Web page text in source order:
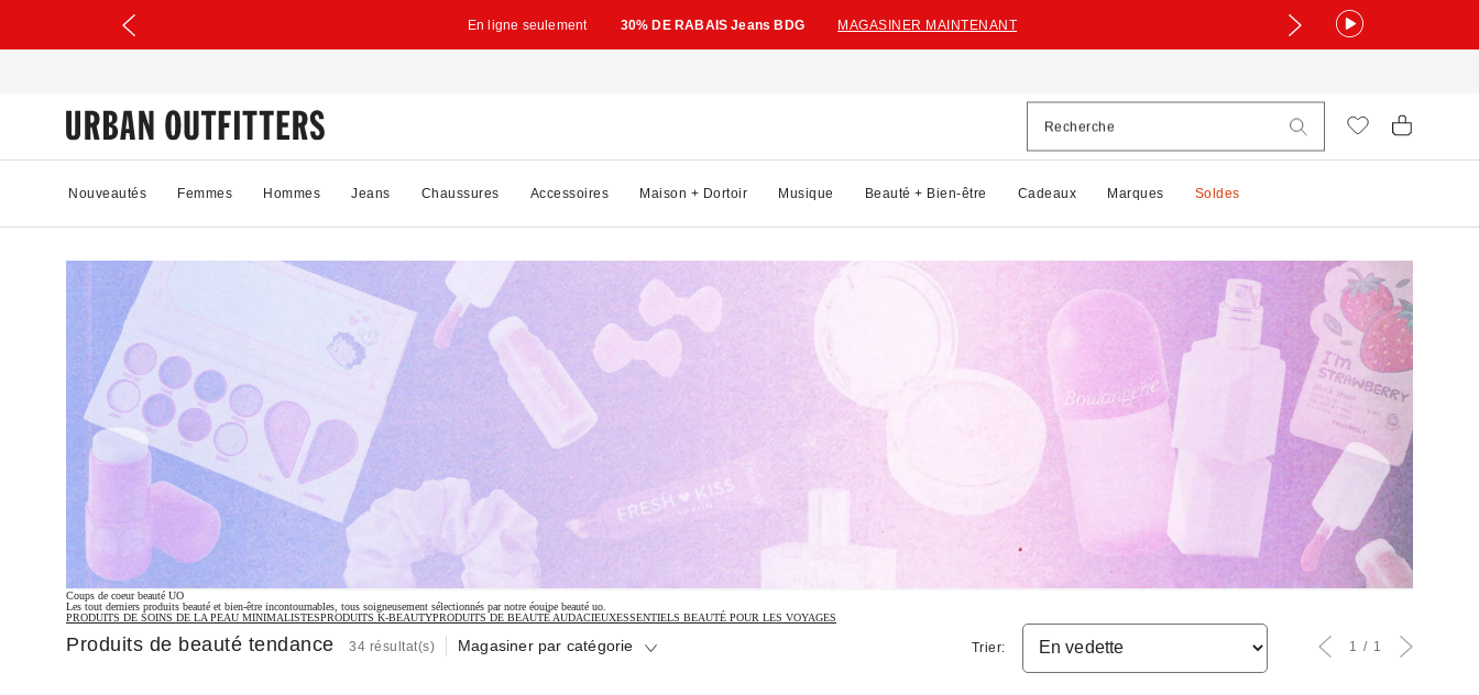
En ligne seulement 30% DE RABAIS Jeans BDG MAGASINER MAINTENANT
Nouveautés Femmes Hommes Jeans Chaussures Accessoires Maison + Dortoir Musique Beauté + Bien-être Cadeaux Marques Soldes
Coups de coeur beauté UO
Les tout derniers produits beauté et bien-être incontournables, tous soigneusement sélectionnés par notre éouipe beauté uo.
PRODUITS DE SOINS DE LA PEAU MINIMALISTESPRODUITS K-BEAUTYPRODUITS DE BEAUTÉ AUDACIEUXESSENTIELS BEAUTÉ POUR LES VOYAGES
Produits de beauté tendance 34 résultat(s) Magasiner par catégorie Trier: 1 1